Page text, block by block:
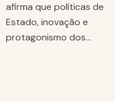
afirma que políticas de
Estado, inovação e
protagonismo dos…